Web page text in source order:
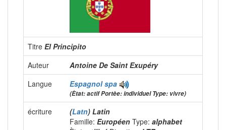
Titre El Principito
Auteur
Antoine De Saint Exupéry
Langue
Espagnolspa
(Ètat: actif Portèe: individuel Type: vivre)
écriture (Latn) Latin
Famille: Européen Type: alphabet